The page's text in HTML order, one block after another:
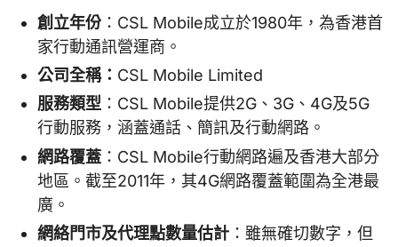
創立年份 ：CSL Mobile成立於1980年，為香港首
家行動通訊營運商。
公司全稱： CSL Mobile Limited
服務類型 ：CSL Mobile提供2G、3G、4G及5G
行動服務，涵蓋通話、簡訊及行動網路。
網路覆蓋 ：CSL Mobile行動網路遍及香港大部分
地區。截至2011年，其4G網路覆蓋範圍為全港最
廣。
網絡門市及代理點數量估計 ：雖無確切數字，但